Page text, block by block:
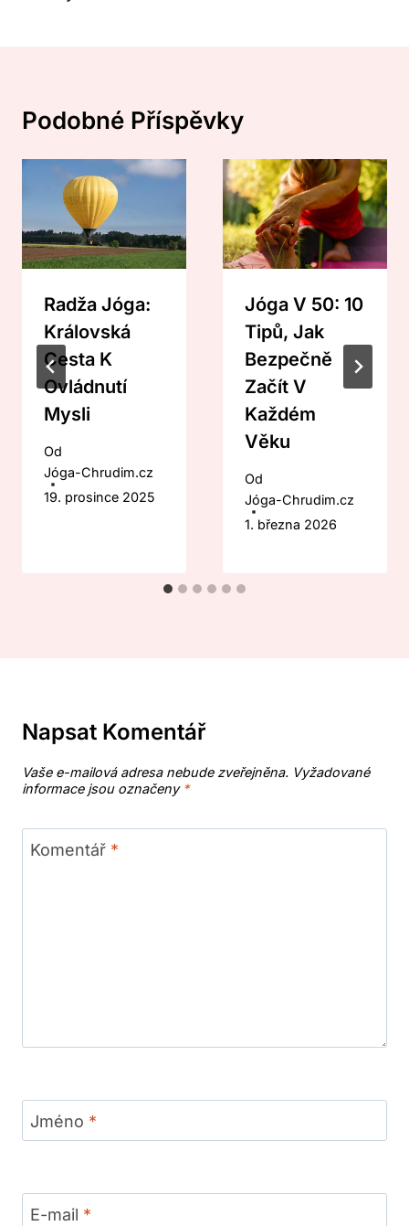
Podobné Příspěvky
Radža Jóga:
Královská
Cesta K
Ovládnutí
Mysli
Od
Jóga-Chrudim.cz
19. prosince 2025
Jóga V 50: 10
Tipů, Jak
Bezpečně
Začít V
Každém
Věku
Od
Jóga-Chrudim.cz
1. března 2026
Napsat Komentář
Vaše e-mailová adresa nebude zveřejněna. Vyžadované
informace jsou označeny *
Komentář *
Jméno *
E-mail *